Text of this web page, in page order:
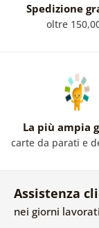
Spedizione
oltre
La più ampia
carte da parati e
Assistenza
nei giorni